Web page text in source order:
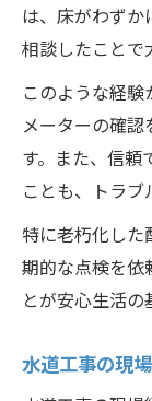
は、床がわずか
相談したことで
このような経
メーターの確
す。また、信頼
ことも、トラブ
特に老朽化し
期的な点検を依
とが安心生活の
水道工事の現